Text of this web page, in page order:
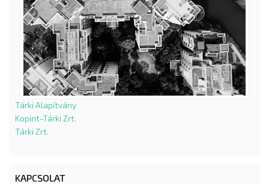
Tárki Alapítvány
Kopint-Tárki Zrt.
Tárki Zrt.
KAPCSOLAT